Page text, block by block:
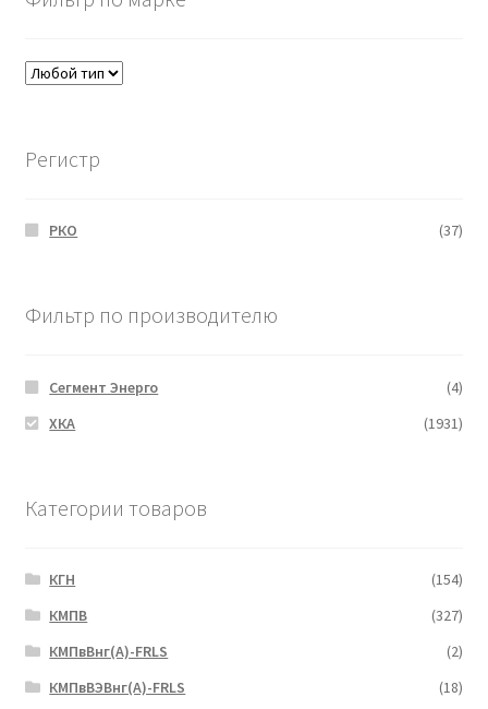
Регистр
РКО (37)
Фильтр по производителю
Сегмент Энерго
(4)
ХКА
(1931)
Категории товаров
КГН
(154)
КМПВ
(327)
КМПвВнг(А)-FRLS
(2)
КМПвВЭВнг(А)-FRLS
(18)